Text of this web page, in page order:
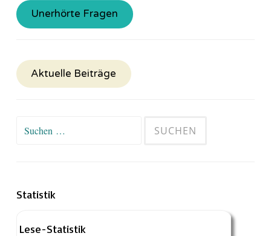
Unerhörte Fragen
Aktuelle Beiträge
Suchen
Statistik
Lese-Statistik